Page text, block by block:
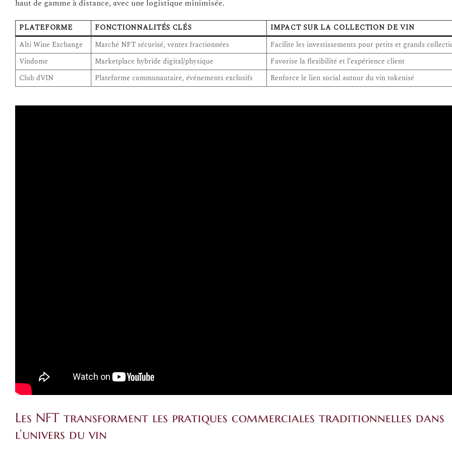
haut de gamme à distance, avec une logistique minimisée.
PLATEFORME FONCTIONNALITÉS CLÉS
IMPACT SUR LA COLLECTION DE VIN
Alti Wine Exchange
Marché NFT sécurisé, ventes fractionnées
Facilite les investissements pour petits et grands
Vindome
Marketplace hybride digital/physique
Favorise la flexibilité et l’expérience client
Club dVIN
Plateforme communautaire, événements exclusifs Renforce le lien social autour du vin tokenisé
Les NFT transforment les pratiques commerciales traditionnelles dans
l’univers du vin